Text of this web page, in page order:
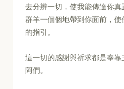
去分辨一切，使我能傳達你
群羊一個個地帶到你面前，
的指引。
這一切的感謝與祈求都是奉靠
阿們。